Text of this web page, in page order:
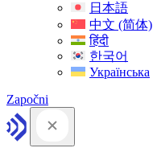
日本語
中文 (简体)
हिंदी
한국어
Українська
Započni